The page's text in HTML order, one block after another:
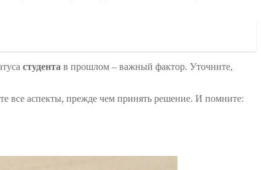
студента в прошлом – важный фактор. Уточните,
все аспекты, прежде чем принять решение. И помните: